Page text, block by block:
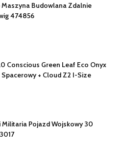
Budowlana Zdalnie
474856
Conscious Green Leaf Eco Onyx
Spacerowy + Cloud Z2 I-Size
Pojazd Wojskowy 30